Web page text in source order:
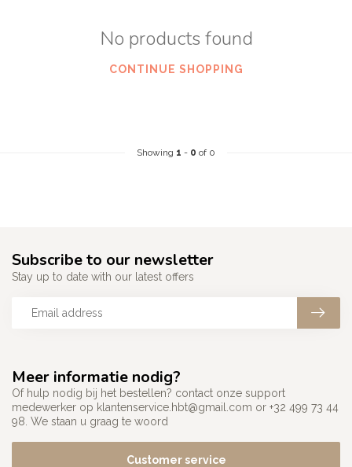
No products found
CONTINUE SHOPPING
Showing 1 - 0 of 0
Meer informatie nodig?
Of hulp nodig bij het bestellen? contact onze support
medewerker op klantenservice.hbt@gmail.com or +32 499 73 44
98. We staan u graag te woord
Customer service
Subscribe to our newsletter
Stay up to date with our latest offers